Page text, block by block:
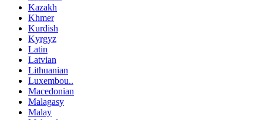
Kazakh
Khmer
Kurdish
Kyrgyz
Latin
Latvian
Lithuanian
Luxembou..
Macedonian
Malagasy
Malay